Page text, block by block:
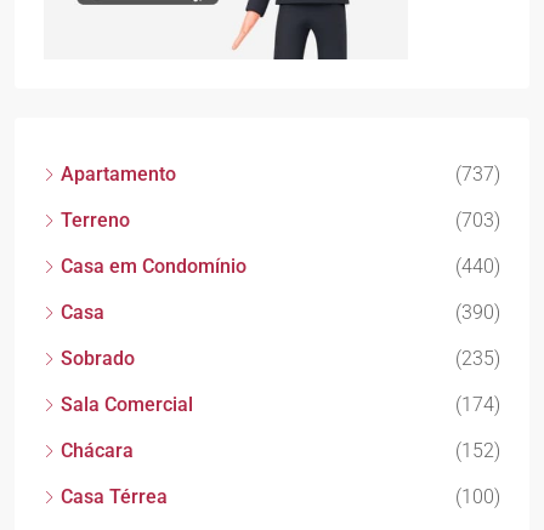
Apartamento
(737)
Terreno
(703)
Casa em Condomínio
(440)
Casa
(390)
Sobrado
(235)
Sala Comercial
(174)
Chácara
(152)
Casa Térrea
(100)